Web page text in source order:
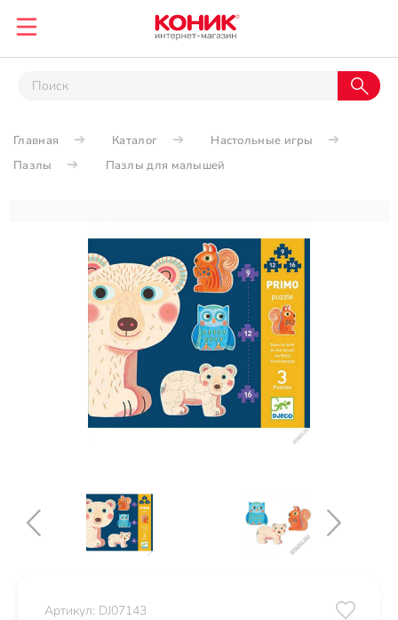
Главная Каталог
Настольные игры
Пазлы
Пазлы для малышей
Артикул: DJ07143